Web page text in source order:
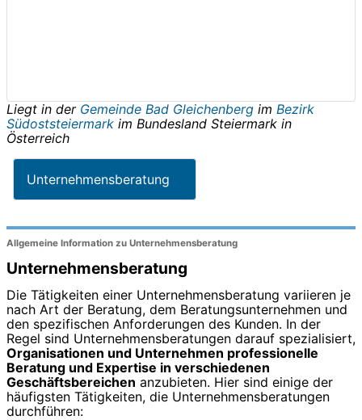
Liegt in der Gemeinde Bad Gleichenberg im Bezirk
Südoststeiermark im Bundesland Steiermark in
Österreich
Unternehmensberatung
Allgemeine Information zu Unternehmensberatung
Unternehmensberatung
Die Tätigkeiten einer Unternehmensberatung variieren je
nach Art der Beratung, dem Beratungsunternehmen und
den spezifischen Anforderungen des Kunden. In der
Regel sind Unternehmensberatungen darauf spezialisiert,
Organisationen und Unternehmen professionelle
Beratung und Expertise in verschiedenen
Geschäftsbereichen anzubieten. Hier sind einige der
häufigsten Tätigkeiten, die Unternehmensberatungen
durchführen: